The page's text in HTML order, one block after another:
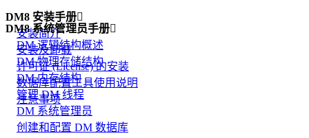
案例 问答 一体机
DM8 安装手册
安装简介
安装及卸载
许可证 (License) 的安装
数据库配置工具使用说明
注意事项
DM8 系统管理员手册
DM 逻辑结构概述
DM 物理存储结构
DM 内存结构
管理 DM 线程
DM 系统管理员
创建和配置 DM 数据库